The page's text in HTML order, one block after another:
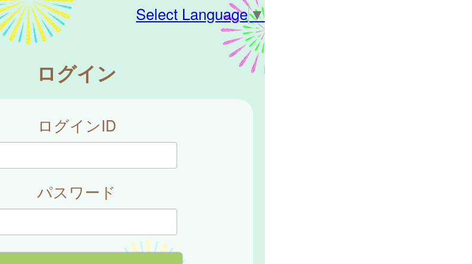
Select Language▼
ログイン
ログインID
パスワード